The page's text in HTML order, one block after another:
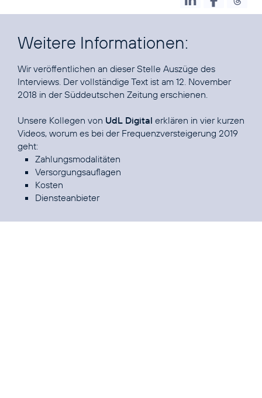
Weitere Informationen:
Wir veröffentlichen an dieser Stelle Auszüge des
Interviews. Der vollständige Text ist am 12. November
2018 in der Süddeutschen Zeitung erschienen.
Unsere Kollegen von UdL Digital erklären in vier kurzen
Videos, worum es bei der Frequenzversteigerung 2019
Zahlungsmodalitäten
Versorgungsauflagen
Kosten
Diensteanbieter